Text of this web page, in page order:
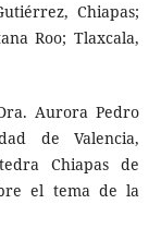
Chiapas;
Roo; Tlaxcala,
Aurora Pedro
de Valencia,
Chiapas de
el tema de la